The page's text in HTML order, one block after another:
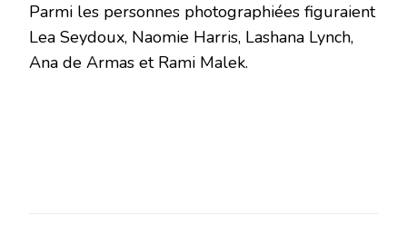
Parmi les personnes photographiées figuraient
Lea Seydoux, Naomie Harris, Lashana Lynch,
Ana de Armas et Rami Malek.